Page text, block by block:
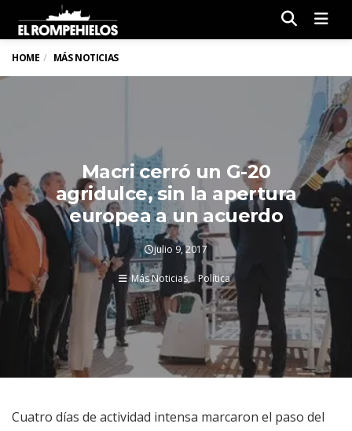
HOME MÁS NOTICIAS
Macri cerró un G-20
agridulce, sin la apertura
europea a un acuerdo
julio 9, 2017
Más Noticias Política
Cuatro días de actividad intensa marcaron el paso del